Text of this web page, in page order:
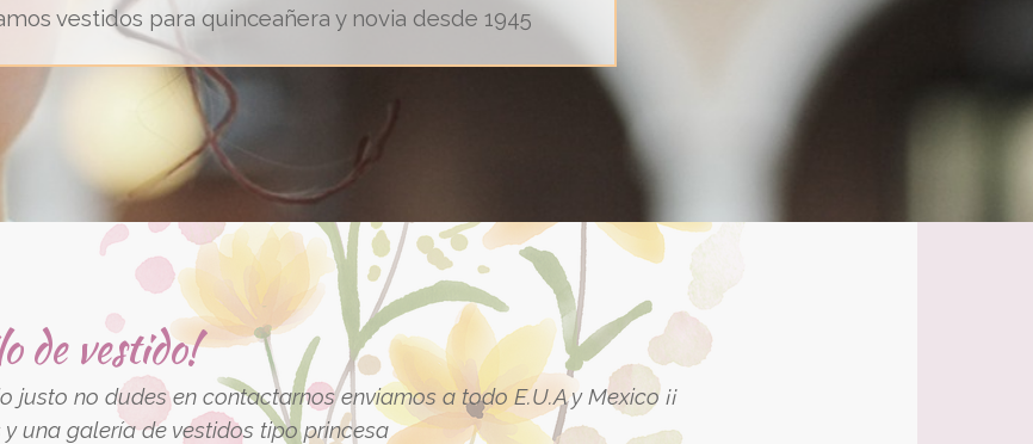
vestidos para quinceañera y novia desde 1945
de vestido!
no dudes en contactarnos enviamos a todo E.U.A y Mexico ¡¡
una galería de vestidos tipo princesa